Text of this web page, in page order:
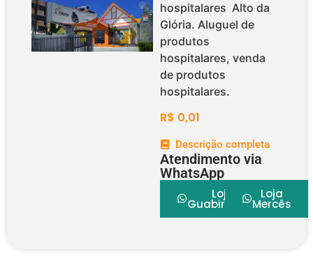
hospitalares Alto da
Glória. Aluguel de
produtos
hospitalares, venda
de produtos
hospitalares.
R$ 0,01
Descrição completa
Atendimento via
WhatsApp
Loja
Guabirotuba
Loja
Mercês